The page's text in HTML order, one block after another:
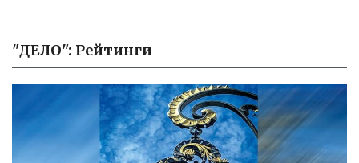
"ДЕЛО": Рейтинги